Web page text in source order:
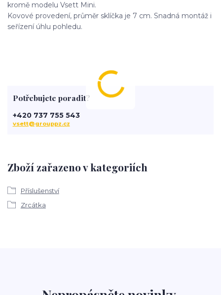
kromě modelu Vsett Mini.
Kovové provedení, průměr sklíčka je 7 cm. Snadná montáž i
seřízení úhlu pohledu.
Zboží zařazeno v kategoriích
Příslušenství
Zrcátka
Potřebujete poradit?
+420 737 755 543
vsett@grouppz.cz